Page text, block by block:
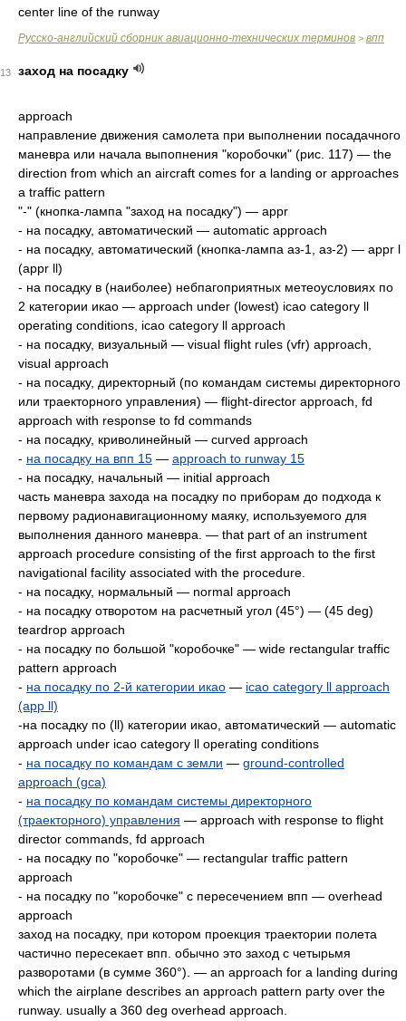
center line of the runway
Русско-английский сборник авиационно-технических терминов > впп
13 заход на посадку
approach
направление движения самолета при выполнении посадачного
маневра или начала выпопнения "коробочки" (рис. 117) — the
direction from which an aircraft comes for а landing or approaches
а traffic pattern
"-" (кнопка-лампа "заход на посадку") — appr
- на посадку, автоматический — automatic approach
- на посадку, автоматический (кнопка-лампа аз-1, аз-2) — appr l
(appr ll)
- на посадку в (наиболее) небпагоприятных метеоусловиях по
2 категории икао — approach under (lowest) icao category ll
operating conditions, icao category ll арproach
- на посадку, визуальный — visual flight rules (vfr) approach,
visual approach
- на посадку, директорный (по командам системы директорного
или траекторноro управления) — flight-director approach, fd
approach with response to fd commands
- на посадку, криволинейный — curved approach
- на посадку на впп 15 — approach to runway 15
- на посадку, начальный — initial approach
часть маневра захода на посадку по приборам до подхода к
первому радионавигационному маяку, используемого для
выполнения данноro маневра. — that part of an instrument
approach procedure consisting of the first approach to the first
navigational facility associated with the procedure.
- на посадку, нормальный — normal approach
- на посадку отворотом на расчетный угол (45°) — (45 deg)
teardrop approach
- на посадку по большой "коробочке" — wide rectangular traffic
pattern approach
- на посадку по 2-й категории икао — icao category ll approach
(арр ll)
-на посадку по (ll) категории икао, автоматический — automatic
approach under icao category ll operating conditions
- на посадку по командам с земли — ground-controlled
approach (gca)
- на посадку по командам системы директорного
(траекторного) управления — approach with response to flight
director commands, fd approach
- на посадку по "коробочке" — rectangular traffic pattern
approach
- на посадку по "коробочке" с пересечением впп — overhead
approach
заход на посадку, при котором проекция траектории полета
частично пересекает впп. обычно это заход с четырьмя
разворотами (в сумме 360°). — an approach for а landing during
which the airplane describes an approach pattern party over the
runway. usually а 360 deg overhead approach.